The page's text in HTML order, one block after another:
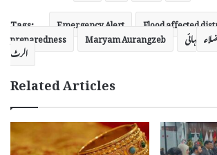
Tags: Emergency Alert Flood affected
preparedness Maryam Aurangzeb ہائی
الرٹ
Related Articles